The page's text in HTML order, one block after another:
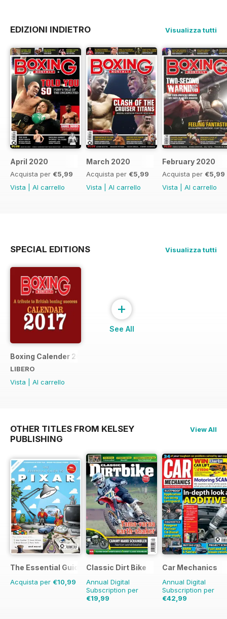
EDIZIONI INDIETRO Visualizza tutti
April 2020
Acquista per €5,99
Vista
Al carrello
March 2020
Acquista per €5,99
Vista
Al carrello
February 2020
Acquista per €5,99
Vista
Al carrello
SPECIAL EDITIONS Visualizza tutti
Boxing Calender 2017
LIBERO
Vista
Al carrello
+
See All
OTHER TITLES FROM KELSEY
PUBLISHING
View All
The Essential Guide to Disney Pixar
Acquista per €10,99
Classic Dirt Bike
Annual Digital
Subscription per
€19,99
Car Mechanics
Annual Digital
Subscription per
€42,99